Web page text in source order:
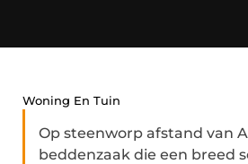
Woning En Tuin
Op steenworp afstand van
beddenzaak die een breed